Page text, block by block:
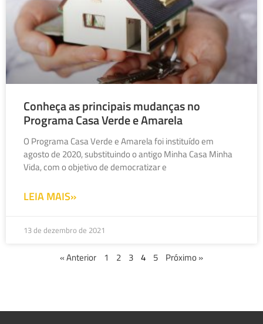
Conheça as principais mudanças no
Programa Casa Verde e Amarela
O Programa Casa Verde e Amarela foi instituído em
agosto de 2020, substituindo o antigo Minha Casa Minha
Vida, com o objetivo de democratizar e
LEIA MAIS»
13 de dezembro de 2021
« Anterior 1 2 3 4 5 Próximo »